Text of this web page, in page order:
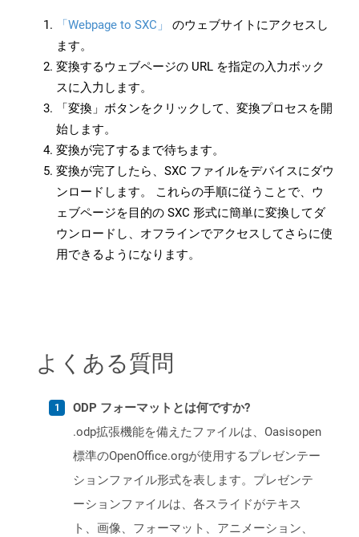
「Webpage to SXC」
のウェブサイトにアクセスし
ます。
変換するウェブページの URL を指定の入力ボック
スに入力します。
「変換」ボタンをクリックして、変換プロセスを開
始します。
変換が完了するまで待ちます。
変換が完了したら、SXC ファイルをデバイスにダウ
ンロードします。 これらの手順に従うことで、ウ
ェブページを目的の SXC 形式に簡単に変換してダ
ウンロードし、オフラインでアクセスしてさらに使
用できるようになります。
よくある質問
ODP フォーマットとは何ですか?
.odp拡張機能を備えたファイルは、Oasisopen
標準のOpenOffice.orgが使用するプレゼンテー
ションファイル形式を表します。プレゼンテ
ーションファイルは、各スライドがテキス
ト、画像、フォーマット、アニメーション、